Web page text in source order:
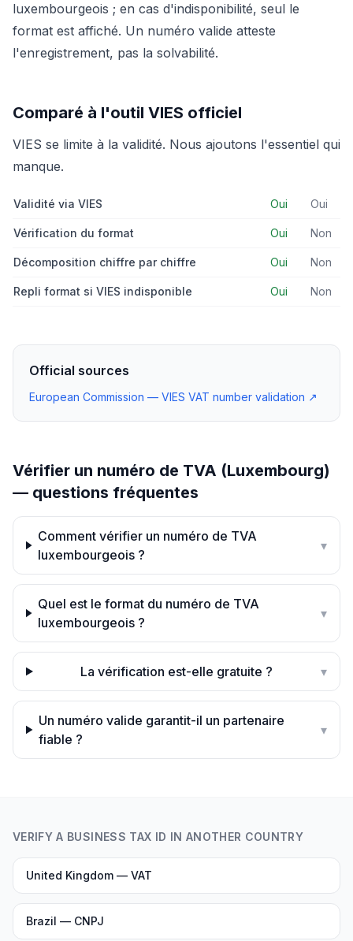
luxembourgeois ; en cas d'indisponibilité, seul le
format est affiché. Un numéro valide atteste
l'enregistrement, pas la solvabilité.
Comparé à l'outil VIES officiel
VIES se limite à la validité. Nous ajoutons l'essentiel qui
manque.
Validité via VIES Oui Oui
Vérification du format Oui Non
Décomposition chiffre par chiffre Oui Non
Repli format si VIES indisponible Oui Non
Official sources
European Commission — VIES VAT number validation ↗
Vérifier un numéro de TVA (Luxembourg)
— questions fréquentes
Comment vérifier un numéro de TVA
luxembourgeois ?
▾
Quel est le format du numéro de TVA
luxembourgeois ?
▾
La vérification est-elle gratuite ? ▾
Un numéro valide garantit-il un partenaire
fiable ?
▾
VERIFY A BUSINESS TAX ID IN ANOTHER COUNTRY
United Kingdom — VAT
Brazil — CNPJ